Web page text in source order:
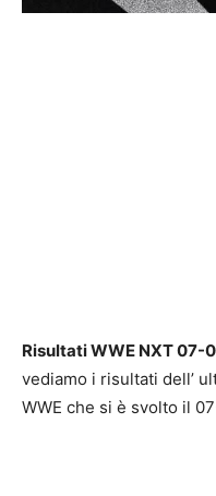
Risultati WWE NXT 07-
vediamo i risultati dell’
WWE che si è svolto il